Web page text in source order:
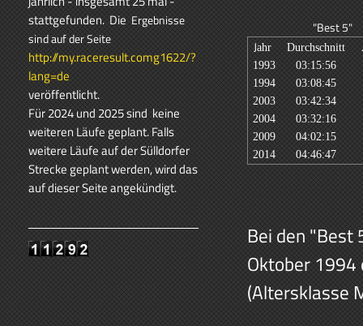
stattgefunden. Die Ergebnisse
sind auf der Seite
http://my.raceresult.comg1622/?
lang=de
veröffentlicht.
Für 2024 und 2025 sind keine
weiteren Läufe geplant. Falls
weitere Läufe auf der Sülldorfer
Strecke geplant werden, wird das
auf dieser Seite angekündigt.
"Best 5"
Jahr Durchschnitt
1993
03:15:56
1994
03:08:45
2003
03:42:34
2004
03:32:16
2009
04:02:15
2014
04:46:47
Bei den "Best
Oktober 1994
(Altersklasse